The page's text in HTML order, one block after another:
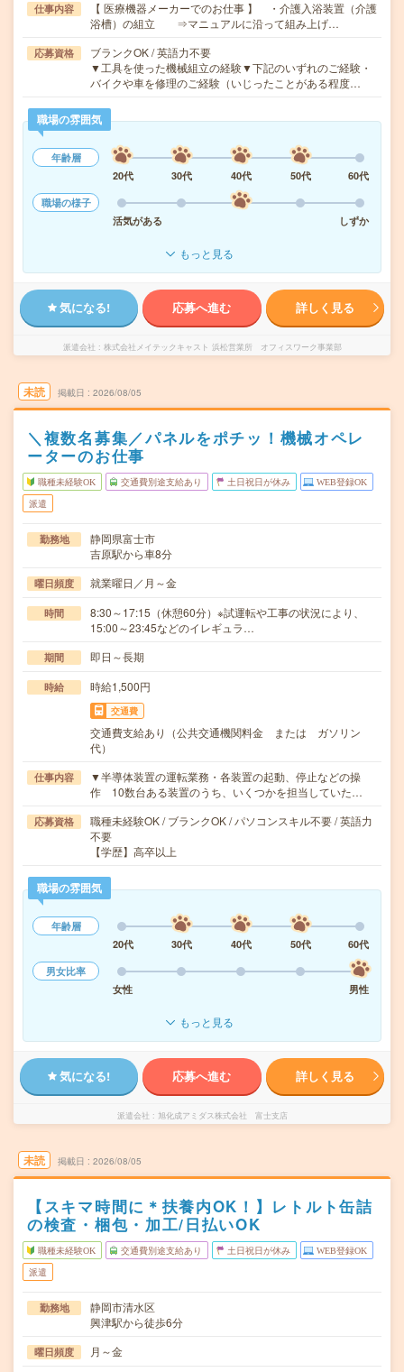
仕事内容
【 医療機器メーカーでのお仕事 】 ・介護入浴装置（介護
浴槽）の組立 ⇒マニュアルに沿って組み上げ…
応募資格
ブランクOK / 英語力不要
▼工具を使った機械組立の経験▼下記のいずれのご経験・
バイクや車を修理のご経験（いじったことがある程度…
職場の雰囲気
年齢層
20代
30代 40代 50代
60代
職場の様子
活気がある
しずか
もっと見る
気になる! 応募へ進む 詳しく見る
派遣会社 株式会社メイテックキャスト 浜松営業所 オフィスワーク事業部
未読 掲載日 2026/08/05
＼複数名募集／パネルをポチッ！機械オペレ
ーターのお仕事
職種未経験OK 交通費別途支給あり 土日祝日が休み WEB登録OK
派遣
勤務地
静岡県富士市
吉原駅から車8分
曜日頻度 就業曜日／月～金
時間
8:30～17:15（休憩60分）※試運転や工事の状況により、
15:00～23:45などのイレギュラ…
期間 即日～長期
時給 時給1,500円
交通費
交通費支給あり（公共交通機関料金 または ガソリン
代）
仕事内容
▼半導体装置の運転業務・各装置の起動、停止などの操
作 10数台ある装置のうち、いくつかを担当していた…
応募資格
職種未経験OK / ブランクOK / パソコンスキル不要 / 英語力
不要
【学歴】高卒以上
職場の雰囲気
年齢層
20代
30代 40代 50代
60代
男女比率
女性
男性
もっと見る
気になる! 応募へ進む 詳しく見る
派遣会社 旭化成アミダス株式会社 富士支店
未読 掲載日 2026/08/05
【スキマ時間に＊扶養内OK！】レトルト缶詰
の検査・梱包・加工/日払いOK
職種未経験OK 交通費別途支給あり 土日祝日が休み WEB登録OK
派遣
勤務地
静岡市清水区
興津駅から徒歩6分
曜日頻度 月～金